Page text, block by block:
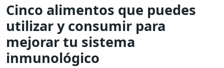
Cinco alimentos que puedes
utilizar y consumir para
mejorar tu sistema
inmunológico